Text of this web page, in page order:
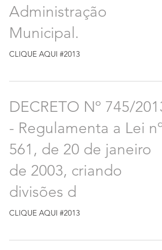
Administração
Municipal.
CLIQUE AQUI #2013
DECRETO Nº 745/2013
- Regulamenta a Lei nº.
561, de 20 de janeiro
de 2003, criando
divisões d
CLIQUE AQUI #2013